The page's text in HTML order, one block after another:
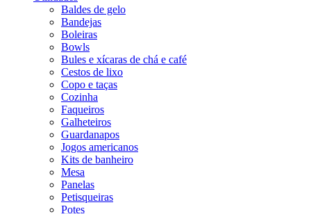
Baldes de gelo
Bandejas
Boleiras
Bowls
Bules e xícaras de chá e café
Cestos de lixo
Copo e taças
Cozinha
Faqueiros
Galheteiros
Guardanapos
Jogos americanos
Kits de banheiro
Mesa
Panelas
Petisqueiras
Potes